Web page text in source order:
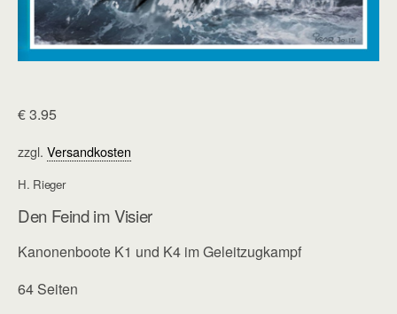
€3.95
zzgl. Versandkosten
H. Rieger
Den Feind im Visier
Kanonenboote K1 und K4 im Geleitzugkampf
64 Seiten